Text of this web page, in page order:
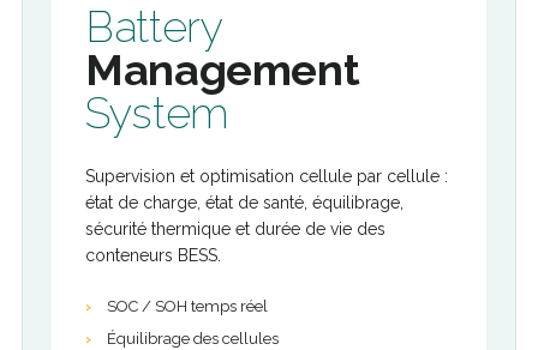
Battery
Management
System
Supervision et optimisation cellule par cellule :
état de charge, état de santé, équilibrage,
sécurité thermique et durée de vie des
conteneurs BESS.
SOC / SOH temps réel
Équilibrage des cellules